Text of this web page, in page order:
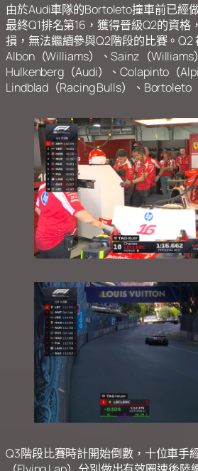
由於Audi車隊的Bortoleto撞車前已經
最終Q1排名第16，獲得晉級Q2的資格
損，無法繼續參與Q2階段的比賽。Q2
Albon（Williams）、Sainz（Williams
Hulkenberg（Audi）、Colapinto（
Lindblad（Racing Bulls）、Bortoleto
Q3階段比賽時計開始倒數，十位車手